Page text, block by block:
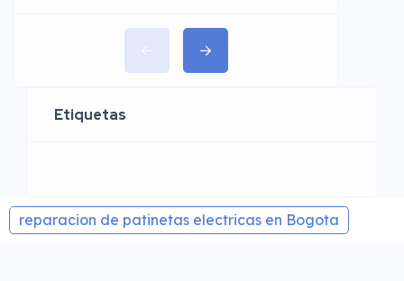
Etiquetas
reparacion de patinetas electricas en Bogota